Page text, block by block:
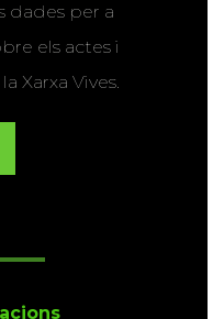
dades per a
els actes i
Xarxa Vives.